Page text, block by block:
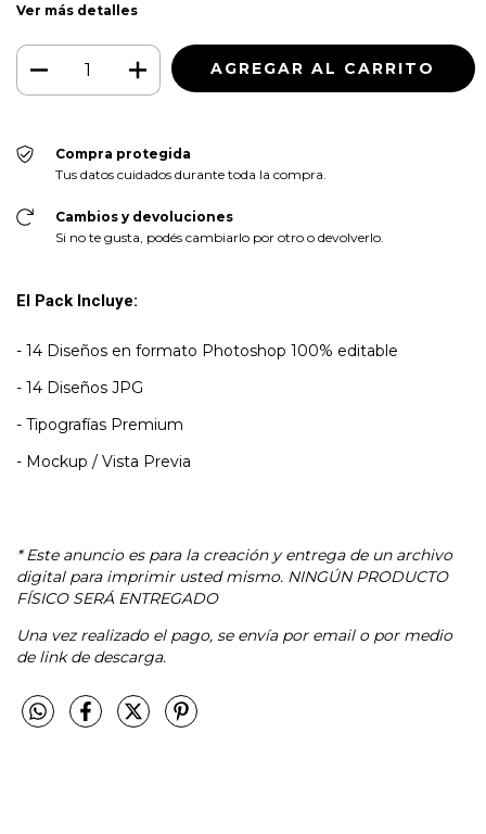
Ver más detalles
Compra protegida
Tus datos cuidados durante toda la compra.
Cambios y devoluciones
Si no te gusta, podés cambiarlo por otro o devolverlo.
El Pack Incluye:
- 14 Diseños en formato Photoshop 100% editable
- 14 Diseños JPG
- Tipografías Premium
- Mockup / Vista Previa
* Este anuncio es para la creación y entrega de un archivo
digital para imprimir usted mismo. NINGÚN PRODUCTO
FÍSICO SERÁ ENTREGADO
Una vez realizado el pago, se envía por email o por medio
de link de descarga.